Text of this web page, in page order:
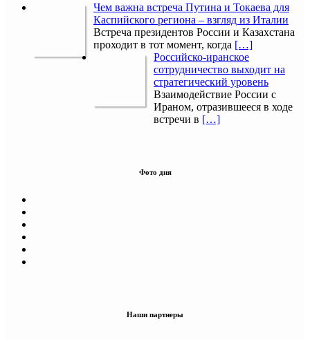
Чем важна встреча Путина и Токаева для
Каспийского региона – взгляд из Италии
Встреча президентов России и Казахстана
проходит в тот момент, когда […]
Российско-иранское
сотрудничество выходит на
стратегический уровень
Взаимодействие России с
Ираном, отразившееся в ходе
встречи в […]
Фото дня
Наши партнеры